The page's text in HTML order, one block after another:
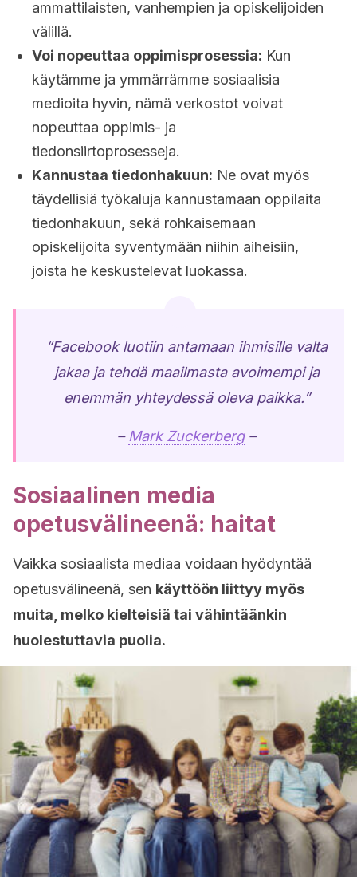
ammattilaisten, vanhempien ja opiskelijoiden
välillä.
Voi nopeuttaa oppimisprosessia: Kun
käytämme ja ymmärrämme sosiaalisia
medioita hyvin, nämä verkostot voivat
nopeuttaa oppimis- ja
tiedonsiirtoprosesseja.
Kannustaa tiedonhakuun: Ne ovat myös
täydellisiä työkaluja kannustamaan oppilaita
tiedonhakuun, sekä rohkaisemaan
opiskelijoita syventymään niihin aiheisiin,
joista he keskustelevat luokassa.
“Facebook luotiin antamaan ihmisille valta
jakaa ja tehdä maailmasta avoimempi ja
enemmän yhteydessä oleva paikka.”
– Mark Zuckerberg–
Sosiaalinen media
opetusvälineenä: haitat
Vaikka sosiaalista mediaa voidaan hyödyntää
opetusvälineenä, sen käyttöön liittyy myös
muita, melko kielteisiä tai vähintäänkin
huolestuttavia puolia.